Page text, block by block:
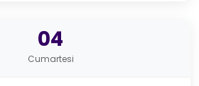
04
Cumartesi